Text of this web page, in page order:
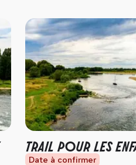
TRAIL POUR LES
Date à confirmer